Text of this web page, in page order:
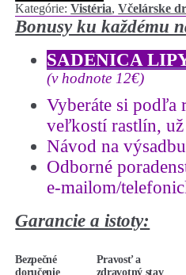
Kategórie:Vistéria,Včelárske
Bonusy ku každému
SADENICA
(v hodnote 12€)
Vyberáte si podľa
veľkostí rastlín,
Návod na
Odborné
e-mailom/
Garancie a istoty:
Bezpečné
doručenie
Pravosť a
zdravotný stav